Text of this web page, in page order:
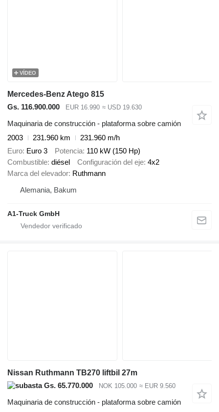
VÍDEO
Mercedes-Benz Atego 815
Gs. 116.900.000
EUR 16.990 ≈ USD 19.630
Maquinaria de construcción - plataforma sobre camión
2003
231.960 km
231.960 m/h
Euro Euro 3 Potencia 110 kW (150 Hp)
Combustible diésel Configuración del eje 4x2
Marca del elevador Ruthmann
Alemania, Bakum
A1-Truck GmbH
Nissan Ruthmann TB270 liftbil 27m
Gs. 65.770.000
NOK 105.000 ≈ EUR 9.560
Maquinaria de construcción - plataforma sobre camión